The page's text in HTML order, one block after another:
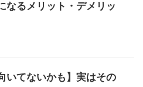
なるメリット・デメリッ
いてないかも】実はその